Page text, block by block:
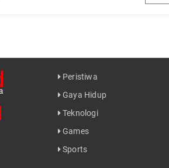
Peristiwa
Gaya Hidup
Teknologi
Games
Sports